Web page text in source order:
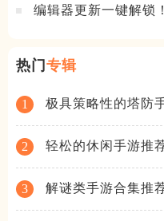
编辑器更新一键解锁
热门专辑
1 极具策略性的塔防
2 轻松的休闲手游推
3 解谜类手游合集推